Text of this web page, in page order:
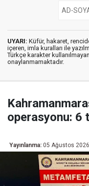
UYARI: Küfür, hakaret,
içeren, imla kuralları ile
Türkçe karakter
onaylanmamaktadır.
operasyonu: 6
Yayınlanma: 05 Ağustos